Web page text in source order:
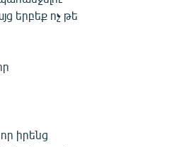
երբեք ոչ թե
իրենց